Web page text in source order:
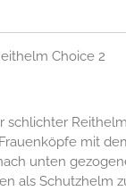
Choice 2
schlichter
mit
unten
als Schutzhelm